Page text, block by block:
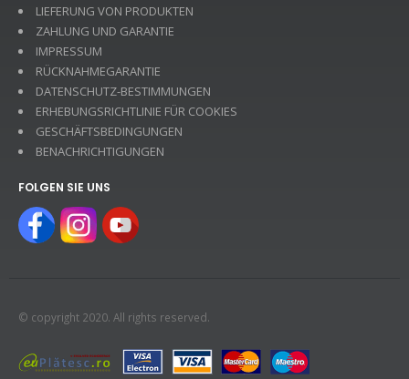
LIEFERUNG VON PRODUKTEN
ZAHLUNG UND GARANTIE
IMPRESSUM
RÜCKNAHMEGARANTIE
DATENSCHUTZ-BESTIMMUNGEN
ERHEBUNGSRICHTLINIE FÜR COOKIES
GESCHÄFTSBEDINGUNGEN
BENACHRICHTIGUNGEN
FOLGEN SIE UNS
© copyright 2020. All rights reserved.